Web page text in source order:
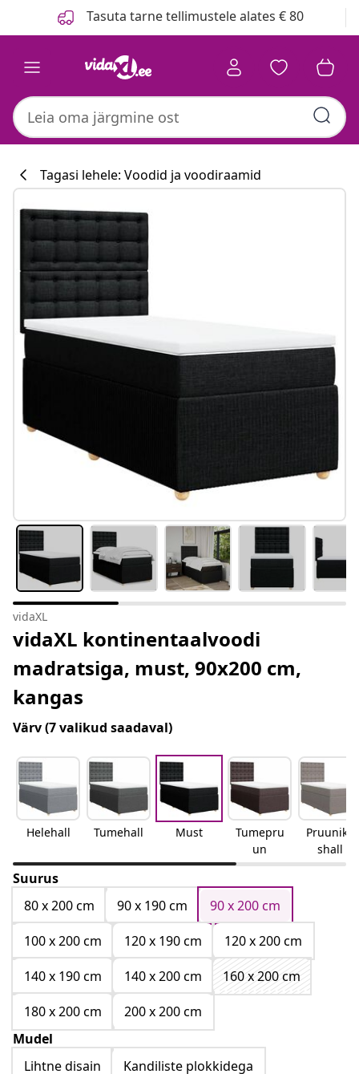
Tasuta tarne tellimustele alates € 80
#sharemevidaxl
Tagasi lehele: Voodid ja voodiraamid
vidaXL
vidaXL kontinentaalvoodi
madratsiga, must, 90x200 cm,
kangas
Värv(7 valikud saadaval)
Helehall Tumehall Must
Tumepru
un
Pruunika
shall
Suurus
80 x 200 cm
90 x 190 cm
90 x 200 cm
100 x 200 cm
120 x 190 cm
120 x 200 cm
140 x 190 cm
140 x 200 cm
160 x 200 cm
180 x 200 cm
200 x 200 cm
Mudel
Lihtne disain
Kandiliste plokkidega